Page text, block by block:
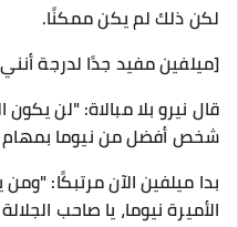
لكن ذلك لم يكن ممكنًا.
[ميلفين مفيد جدًا لدرجة
قال نيرو بلا مبالاة: "لن
شخص أفضل من نيوما بمهام
بدا ميلفين الآن مرتبكًا:
الأميرة نيوما، يا صاحب